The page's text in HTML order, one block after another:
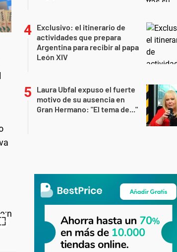
Exclusivo: el itinerario de
actividades que prepara
Argentina para recibir al papa
León XIV
Laura Ubfal expuso el fuerte
motivo de su ausencia en
Gran Hermano: "El tema de..."